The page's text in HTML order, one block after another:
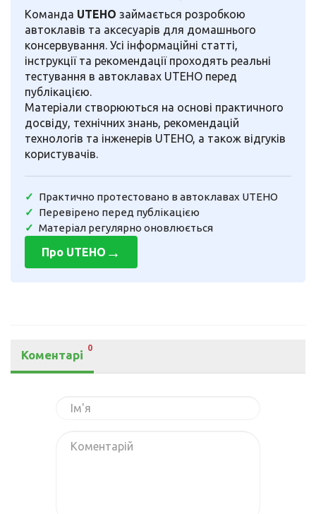
Команда UTEHO займається розробкою
автоклавів та аксесуарів для домашнього
консервування. Усі інформаційні статті,
інструкції та рекомендації проходять реальні
тестування в автоклавах UTEHO перед
публікацією.
Матеріали створюються на основі практичного
досвіду, технічних знань, рекомендацій
технологів та інженерів UTEHO, а також відгуків
користувачів.
Практично протестовано в автоклавах UTEHO
Перевірено перед публікацією
Матеріал регулярно оновлюється
Про UTEHO →
Коментарі
0